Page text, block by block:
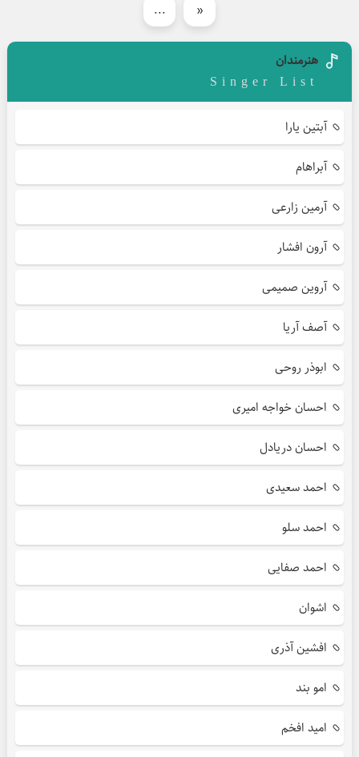
... «
هنرمندان
Singer List
آبتین یارا
آبراهام
آرمین زارعی
آرون افشار
آروین صمیمی
آصف آریا
ابوذر روحی
احسان خواجه امیری
احسان دریادل
احمد سعیدی
احمد سلو
احمد صفایی
اشوان
افشین آذری
امو بند
امید افخم